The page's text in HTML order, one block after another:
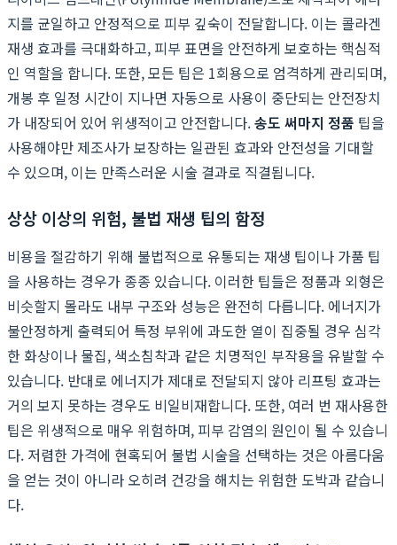
지를 균일하고 안정적으로 피부 깊숙이 전달합니다. 이는 콜라겐
재생 효과를 극대화하고, 피부 표면을 안전하게 보호하는 핵심적
인 역할을 합니다. 또한, 모든 팁은 1회용으로 엄격하게 관리되며,
개봉 후 일정 시간이 지나면 자동으로 사용이 중단되는 안전장치
가 내장되어 있어 위생적이고 안전합니다.송도 써마지 정품 팁을
사용해야만 제조사가 보장하는 일관된 효과와 안전성을 기대할
수 있으며, 이는 만족스러운 시술 결과로 직결됩니다.
상상 이상의 위험, 불법 재생 팁의 함정
비용을 절감하기 위해 불법적으로 유통되는 재생 팁이나 가품 팁
을 사용하는 경우가 종종 있습니다. 이러한 팁들은 정품과 외형은
비슷할지 몰라도 내부 구조와 성능은 완전히 다릅니다. 에너지가
불안정하게 출력되어 특정 부위에 과도한 열이 집중될 경우 심각
한 화상이나 물집, 색소침착과 같은 치명적인 부작용을 유발할 수
있습니다. 반대로 에너지가 제대로 전달되지 않아 리프팅 효과는
거의 보지 못하는 경우도 비일비재합니다. 또한, 여러 번 재사용한
팁은 위생적으로 매우 위험하며, 피부 감염의 원인이 될 수 있습니
다. 저렴한 가격에 현혹되어 불법 시술을 선택하는 것은 아름다움
을 얻는 것이 아니라 오히려 건강을 해치는 위험한 도박과 같습니
다.